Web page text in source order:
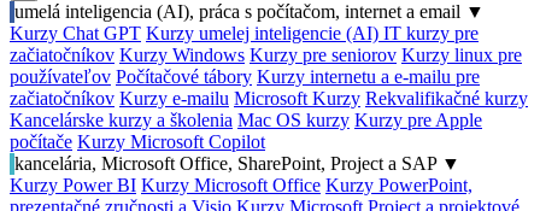
umelá inteligencia (AI), práca s počítačom, internet a email ▼
Kurzy Chat GPT Kurzy umelej inteligencie (AI) IT kurzy pre
začiatočníkov Kurzy Windows Kurzy pre seniorov Kurzy linux pre
používateľov Počítačové tábory Kurzy internetu a e-mailu pre
začiatočníkov Kurzy e-mailu Microsoft Kurzy Rekvalifikačné kurzy
Kancelárske kurzy a školenia Mac OS kurzy Kurzy pre Apple
počítače Kurzy Microsoft Copilot
kancelária, Microsoft Office, SharePoint, Project a SAP ▼
Kurzy Power BI Kurzy Microsoft Office Kurzy PowerPoint,
prezentačné zručnosti a Visio Kurzy Microsoft Project a projektové